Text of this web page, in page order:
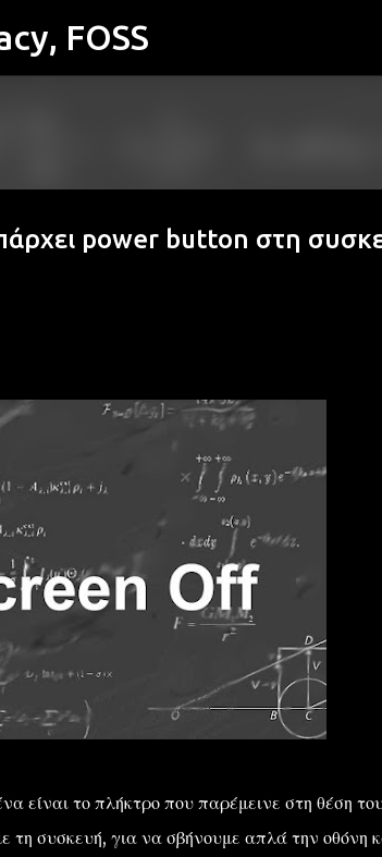
Μετάβαση στο κύριο περιεχόμενο
FOSS
power button στη
το πλήκτρο που παρέμεινε στη θέση
συσκευή, για να σβήνουμε απλά την οθόνη